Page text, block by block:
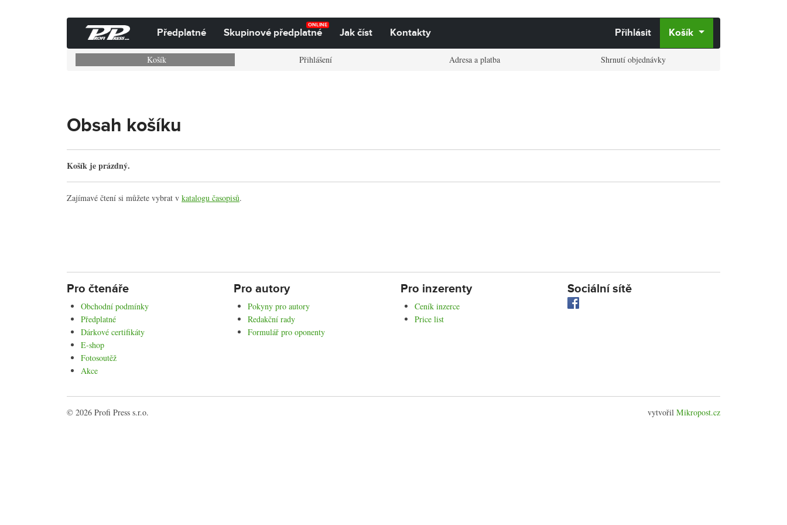
Předplatné
ONLINE
Skupinové předplatné Jak číst Kontakty Přihlásit Košík
Košík Přihlášení Adresa a platba Shrnutí objednávky
Obsah košíku
Košík je prázdný.
Zajímavé čtení si můžete vybrat v katalogu časopisů.
Pro čtenáře
Obchodní podmínky
Předplatné
Dárkové certifikáty
E-shop
Fotosoutěž
Akce
Pro autory
Pokyny pro autory
Redakční rady
Formulář pro oponenty
Pro inzerenty
Ceník inzerce
Price list
Sociální sítě
© 2026 Profi Press s.r.o. vytvořil Mikropost.cz